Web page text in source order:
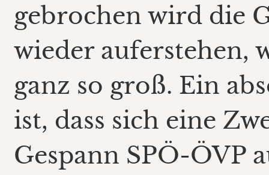
gebrochen wird die
wieder auferstehen,
ganz so groß. Ein
ist, dass sich eine
Gespann SPÖ-ÖVP